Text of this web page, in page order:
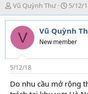
T
h
r
e
d
s
t
a
r
Vũ Quỳnh Thư
N
g
à
y
g
i
5/12/
V Vũ Quỳnh
New member
5/12/18
Do nhu cầu mở rộng